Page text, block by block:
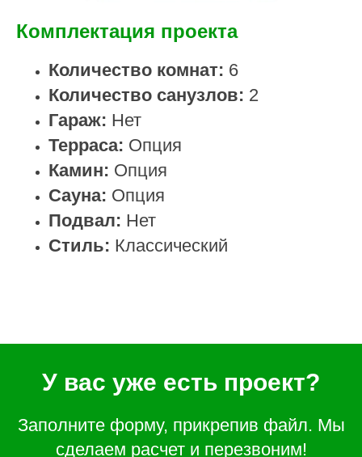
Комплектация проекта
Количество комнат: 6
Количество санузлов: 2
Гараж: Нет
Терраса: Опция
Камин: Опция
Сауна: Опция
Подвал: Нет
Стиль: Классический
У вас уже есть проект?
Заполните форму, прикрепив файл. Мы
сделаем расчет и перезвоним!